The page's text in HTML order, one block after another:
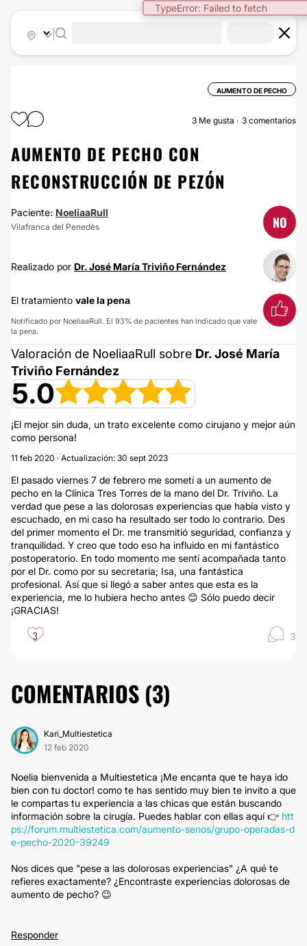
TypeError: Failed to fetch
AUMENTO DE PECHO
3 Me gusta 3 comentarios
AUMENTO DE PECHO CON
RECONSTRUCCIÓN DE PEZÓN
Paciente: NoeliaaRull
Vilafranca del Penedès NO
Realizado por Dr. José María Triviño Fernández
El tratamiento vale la pena
Notificado por NoeliaaRull. El 93% de pacientes han indicado que vale
la pena.
Valoración de NoeliaaRull sobre Dr. José María
Triviño Fernández
5.0
¡El mejor sin duda, un trato excelente como cirujano y mejor aún
como persona!
11 feb 2020 · Actualización: 30 sept 2023
El pasado viernes 7 de febrero me sometí a un aumento de
pecho en la Clínica Tres Torres de la mano del Dr. Triviño. La
verdad que pese a las dolorosas experiencias que había visto y
escuchado, en mi caso ha resultado ser todo lo contrario. Des
del primer momento el Dr. me transmitió seguridad, confianza y
tranquilidad. Y creo que todo eso ha influido en mi fantástico
postoperatorio. En todo momento me sentí acompañada tanto
por el Dr. como por su secretaria; Isa, una fantástica
profesional. Así que si llegó a saber antes que esta es la
experiencia, me lo hubiera hecho antes 😊 Sólo puedo decir
¡GRACIAS!
3 3
COMENTARIOS (3)
Kari_Multiestetica
12 feb 2020
Noelia bienvenida a Multiestetica ¡Me encanta que te haya ido
bien con tu doctor! como te has sentido muy bien te invito a que
le compartas tu experiencia a las chicas que están buscando
información sobre la cirugía. Puedes hablar con ellas aquí 👉 htt
ps://forum.multiestetica.com/aumento-senos/grupo-operadas-d
e-pecho-2020-39249
Nos dices que "pese a las dolorosas experiencias" ¿A qué te
refieres exactamente? ¿Encontraste experiencias dolorosas de
aumento de pecho? 😉
Responder